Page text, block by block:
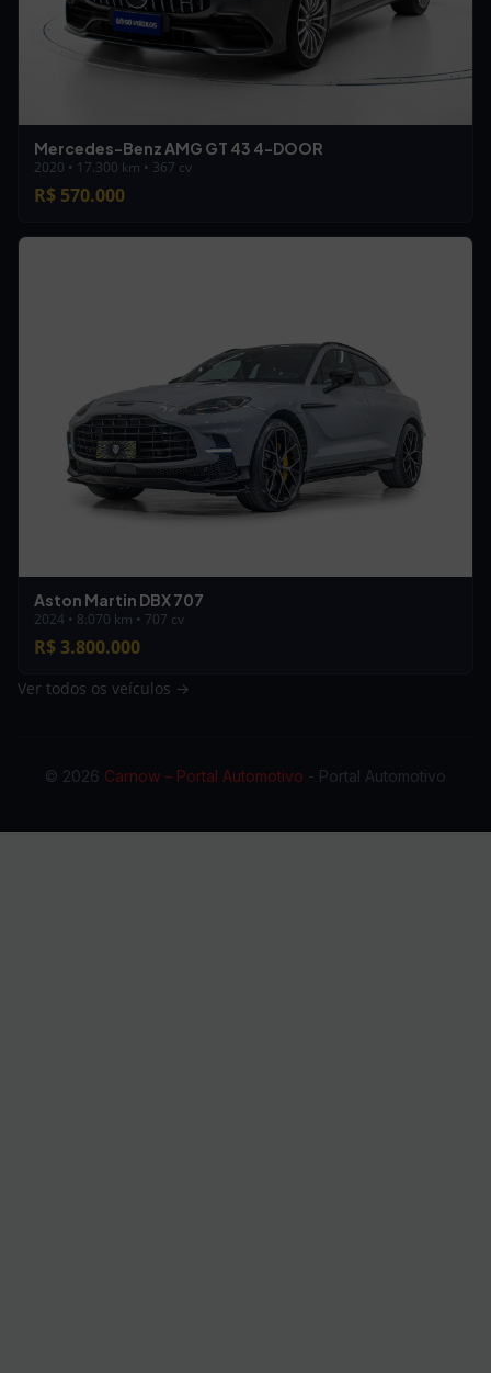
Mercedes-Benz AMG GT 43 4-DOOR
2020 • 17.300 km • 367 cv
R$ 570.000
Aston Martin DBX 707
2024 • 8.070 km • 707 cv
R$ 3.800.000
Ver todos os veículos →
© 2026 Carnow – Portal Automotivo - Portal Automotivo